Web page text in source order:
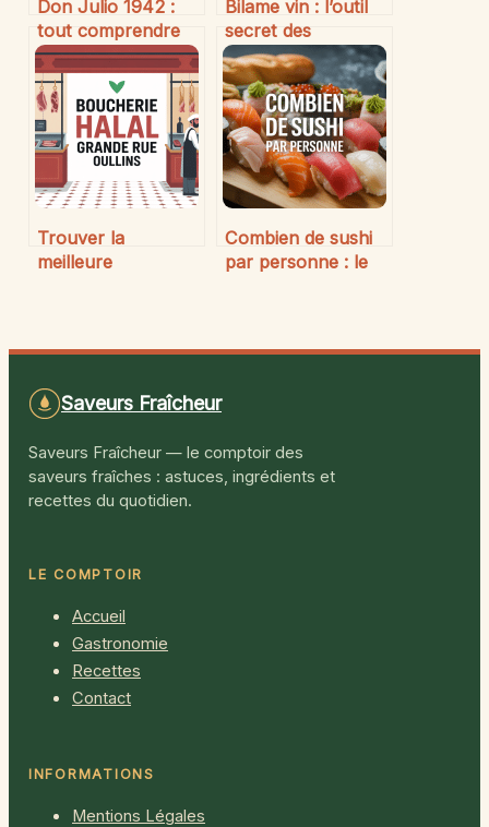
Don Julio 1942 :
tout comprendre
sur cette tequila
d’exception
Bilame vin : l’outil
secret des
amateurs pour
déboucher sans
casser le bouchon
Trouver la
meilleure
et bonnes adresses
Combien de sushi
par personne : le
Saveurs Fraîcheur
Saveurs Fraîcheur — le comptoir des
saveurs fraîches : astuces, ingrédients et
recettes du quotidien.
LE COMPTOIR
Accueil
Gastronomie
Recettes
Contact
INFORMATIONS
Mentions Légales